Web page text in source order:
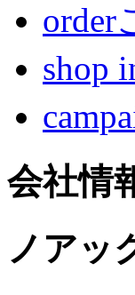
order
shop
会社情
ノアッ